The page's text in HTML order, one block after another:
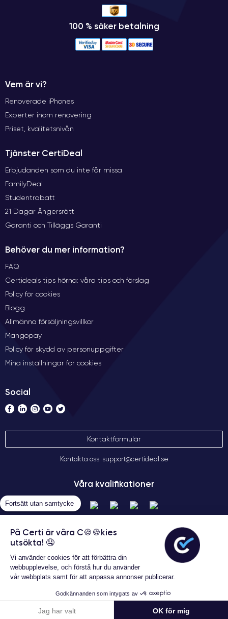
Garanterat 24 månader
6 798 kr Lägg i varukorgen
100 % säker betalning
Vem är vi?
Renoverade iPhones
Experter inom renovering
Priset, kvalitetsnivån
Tjänster CertiDeal
Erbjudanden som du inte får missa
FamilyDeal
Studentrabatt
21 Dagar Ångersrätt
Garanti och Tilläggs Garanti
Behöver du mer information?
FAQ
Certideals tips hörna: våra tips och förslag
Policy för cookies
Blogg
Allmänna försäljningsvillkor
Mangopay
Policy för skydd av personuppgifter
Mina inställningar för cookies
Social
Kontaktformulär
Kontakta oss: support@certideal.se
Våra kvalifikationer
Allmänna försäljningsvillkor
förbehållna
Fortsätt utan samtycke
På Certi är våra C🍪🍪kies
utsökta! 🤤
Vi använder cookies för att förbättra din
webbupplevelse, och förstå hur du använder
vår webbplats samt för att anpassa annonser publicerar.
Godkännanden som intygats av
Jag har valt OK för mig